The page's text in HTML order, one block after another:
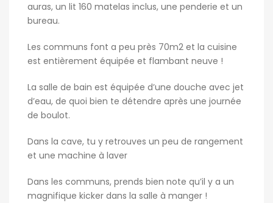
auras, un lit 160 matelas inclus, une penderie et un
bureau.
Les communs font a peu près 70m2 et la cuisine
est entièrement équipée et flambant neuve !
La salle de bain est équipée d’une douche avec jet
d’eau, de quoi bien te détendre après une journée
de boulot.
Dans la cave, tu y retrouves un peu de rangement
et une machine à laver
Dans les communs, prends bien note qu’il y a un
magnifique kicker dans la salle à manger !